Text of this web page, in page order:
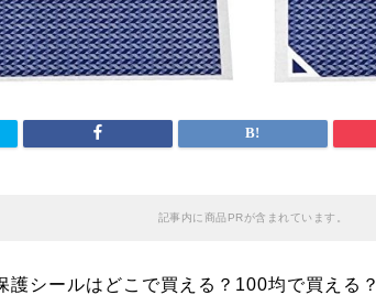
記事内に商品PRが含まれています。
護シールはどこで買える？100均で買える？